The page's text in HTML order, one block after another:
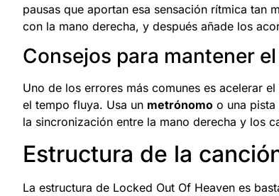
pausas que aportan esa sensación rítmica tan
con la mano derecha, y después añade los
Consejos para mantener
Uno de los errores más comunes es acelerar
el tempo fluya. Usa un metrónomo o una
la sincronización entre la mano derecha y los
Estructura de la
La estructura de Locked Out Of Heaven es